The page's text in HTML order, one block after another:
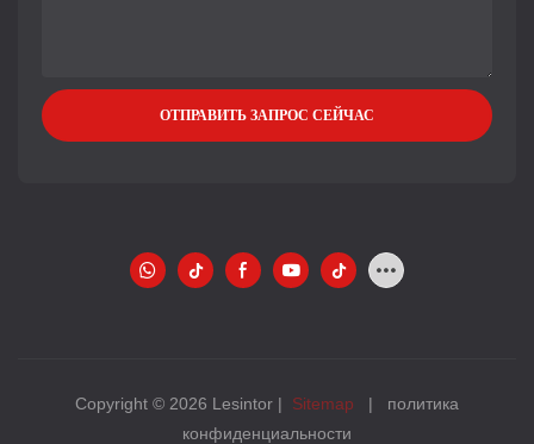
ОТПРАВИТЬ ЗАПРОС СЕЙЧАС
Copyright © 2026 Lesintor | Sitemap |
политика
конфиденциальности